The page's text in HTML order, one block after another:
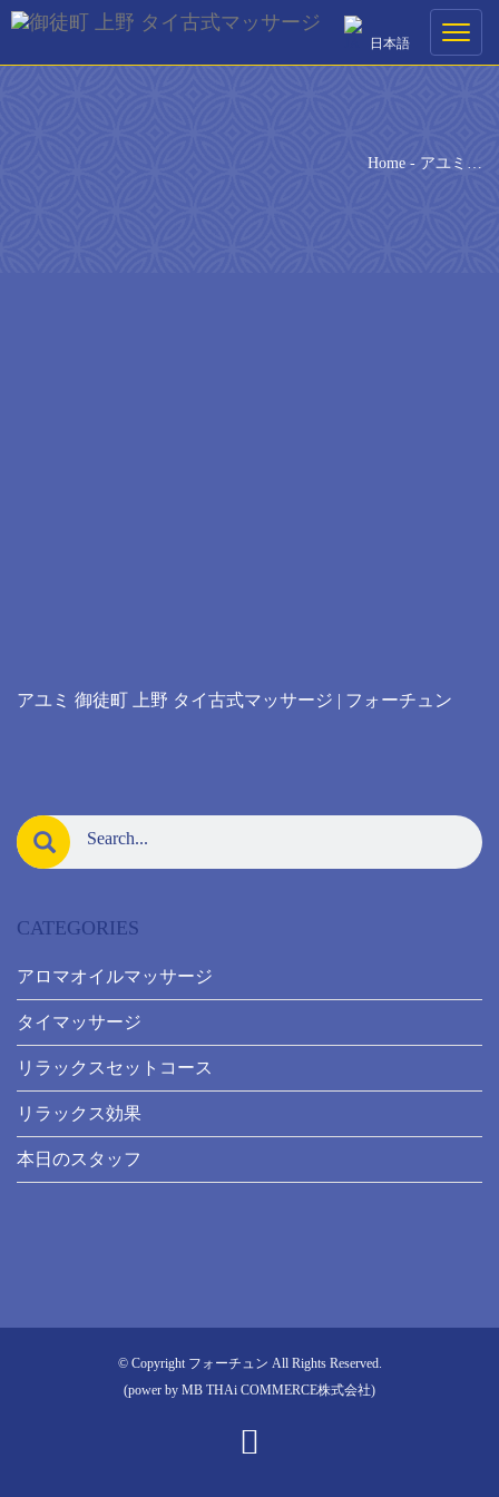
日本語
Toggle
Home - アユミ…
アユミ 御徒町 上野 タイ古式マッサージ | フォーチュン
CATEGORIES
アロマオイルマッサージ
タイマッサージ
リラックスセットコース
リラックス効果
本日のスタッフ
© Copyright フォーチュン All Rights Reserved.
(power by MB THAi COMMERCE株式会社)
ご予約